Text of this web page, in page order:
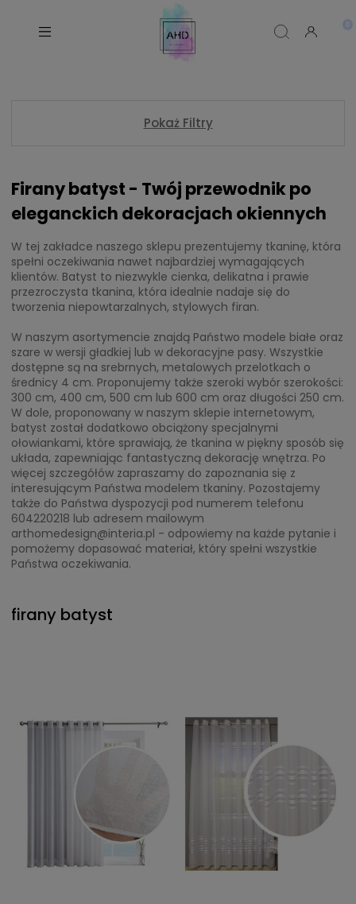
Pokaż Filtry
Firany batyst - Twój przewodnik po
eleganckich dekoracjach okiennych
W tej zakładce naszego sklepu prezentujemy tkaninę, która
spełni oczekiwania nawet najbardziej wymagających
klientów. Batyst to niezwykle cienka, delikatna i prawie
przezroczysta tkanina, która idealnie nadaje się do
tworzenia niepowtarzalnych, stylowych firan.
W naszym asortymencie znajdą Państwo modele białe oraz
szare w wersji gładkiej lub w dekoracyjne pasy. Wszystkie
dostępne są na srebrnych, metalowych przelotkach o
średnicy 4 cm. Proponujemy także szeroki wybór szerokości:
300 cm, 400 cm, 500 cm lub 600 cm oraz długości 250 cm.
W dole, proponowany w naszym sklepie internetowym,
batyst został dodatkowo obciążony specjalnymi
ołowiankami, które sprawiają, że tkanina w piękny sposób się
układa, zapewniając fantastyczną dekorację wnętrza. Po
więcej szczegółów zapraszamy do zapoznania się z
interesującym Państwa modelem tkaniny. Pozostajemy
także do Państwa dyspozycji pod numerem telefonu
604220218 lub adresem mailowym
arthomedesign@interia.pl - odpowiemy na każde pytanie i
pomożemy dopasować materiał, który spełni wszystkie
Państwa oczekiwania.
firany batyst